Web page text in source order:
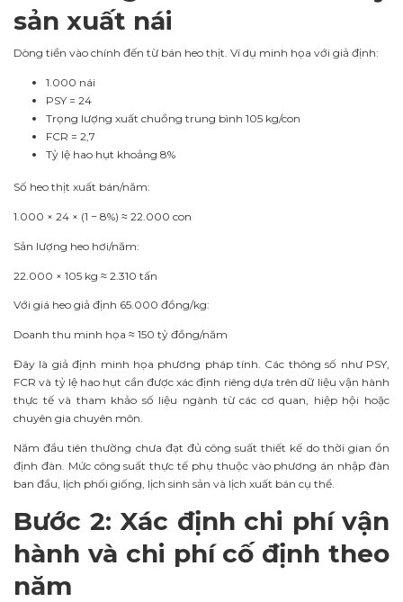
sản xuất nái
Dòng tiền vào chính đến từ bán heo thịt. Ví dụ minh họa với giả định:
1.000 nái
PSY = 24
Trọng lượng xuất chuồng trung bình 105 kg/con
FCR = 2,7
Tỷ lệ hao hụt khoảng 8%
Số heo thịt xuất bán/năm:
1.000 × 24 × (1 − 8%) ≈ 22.000 con
Sản lượng heo hơi/năm:
22.000 × 105 kg ≈ 2.310 tấn
Với giá heo giả định 65.000 đồng/kg:
Doanh thu minh họa ≈ 150 tỷ đồng/năm
Đây là giả định minh họa phương pháp tính. Các thông số như PSY,
FCR và tỷ lệ hao hụt cần được xác định riêng dựa trên dữ liệu vận hành
thực tế và tham khảo số liệu ngành từ các cơ quan, hiệp hội hoặc
chuyên gia chuyên môn.
Năm đầu tiên thường chưa đạt đủ công suất thiết kế do thời gian ổn
định đàn. Mức công suất thực tế phụ thuộc vào phương án nhập đàn
ban đầu, lịch phối giống, lịch sinh sản và lịch xuất bán cụ thể.
Bước 2: Xác định chi phí vận
hành và chi phí cố định theo
năm